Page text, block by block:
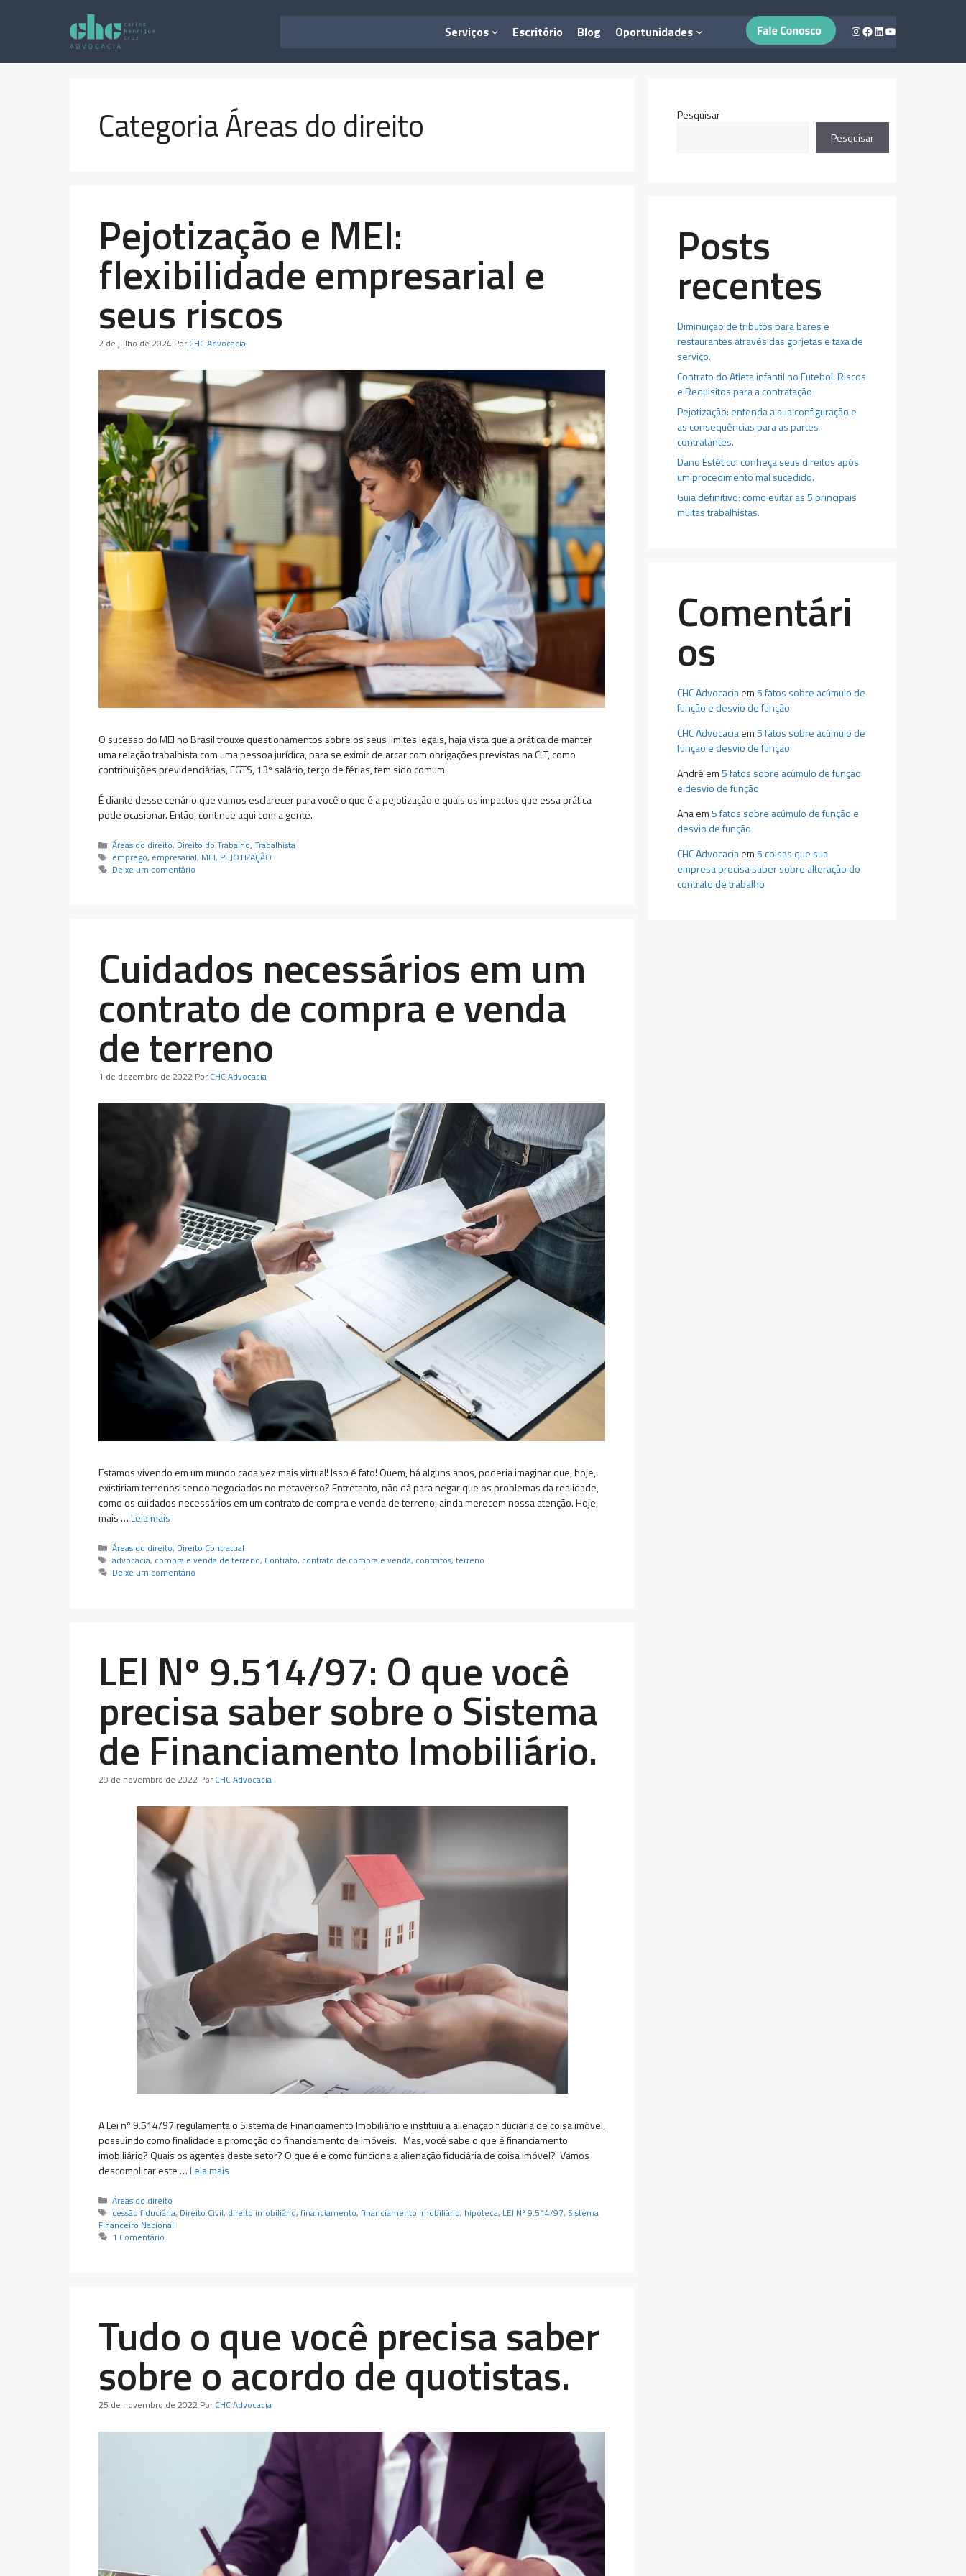
Serviços Escritório Blog Oportunidades Instagram
Facebook
LinkedIn
Youtube
Categoria Áreas do direito
Pejotização e MEI:
flexibilidade empresarial e
seus riscos
2 de julho de 2024 Por CHC Advocacia
O sucesso do MEI no Brasil trouxe questionamentos sobre os seus limites legais, haja vista que a prática de manter
uma relação trabalhista com uma pessoa jurídica, para se eximir de arcar com obrigações previstas na CLT, como
contribuições previdenciárias, FGTS, 13º salário, terço de férias, tem sido comum.
É diante desse cenário que vamos esclarecer para você o que é a pejotização e quais os impactos que essa prática
pode ocasionar. Então, continue aqui com a gente.
Categorias
Áreas do direito, Direito do Trabalho,Trabalhista
Tags
emprego, empresarial, MEI, PEJOTIZAÇÃO
Deixe um comentário
Cuidados necessários em um
contrato de compra e venda
de terreno
1 de dezembro de 2022 Por CHC Advocacia
Estamos vivendo em um mundo cada vez mais virtual! Isso é fato! Quem, há alguns anos, poderia imaginar que, hoje,
existiriam terrenos sendo negociados no metaverso? Entretanto, não dá para negar que os problemas da realidade,
como os cuidados necessários em um contrato de compra e venda de terreno, ainda merecem nossa atenção. Hoje,
mais …Leia mais
Categorias
Áreas do direito, Direito Contratual
Tags
advocacia, compra e venda de terreno, Contrato, contrato de compra e venda, contratos,terreno
Deixe um comentário
LEI Nº 9.514/97: O que você
precisa saber sobre o Sistema
de Financiamento Imobiliário.
29 de novembro de 2022 Por CHC Advocacia
A Lei nº 9.514/97 regulamenta o Sistema de Financiamento Imobiliário e instituiu a alienação fiduciária de coisa imóvel,
possuindo como finalidade a promoção do financiamento de imóveis. Mas, você sabe o que é financiamento
imobiliário? Quais os agentes deste setor? O que é e como funciona a alienação fiduciária de coisa imóvel? Vamos
descomplicar este …Leia mais
Categorias
Áreas do direito
Tags
cessão fiduciária, Direito Civil, direito imobiliário,financiamento,financiamento imobiliário, hipoteca, LEI Nº 9.514/97, Sistema
Financeiro Nacional
1 Comentário
Tudo o que você precisa saber
sobre o acordo de quotistas.
25 de novembro de 2022 Por CHC Advocacia
Pesquisar
Pesquisar
Posts
recentes
Diminuição de tributos para bares e
restaurantes através das gorjetas e taxa de
serviço.
Contrato do Atleta infantil no Futebol: Riscos
e Requisitos para a contratação
Pejotização: entenda a sua configuração e
as consequências para as partes
contratantes.
Dano Estético: conheça seus direitos após
um procedimento mal sucedido.
Guia definitivo: como evitar as 5 principais
multas trabalhistas.
Comentári
os
CHC Advocaciaem5 fatos sobre acúmulo de
função e desvio de função
CHC Advocaciaem5 fatos sobre acúmulo de
função e desvio de função
André em5 fatos sobre acúmulo de função
e desvio de função
Anaem5 fatos sobre acúmulo de função e
desvio de função
CHC Advocaciaem5 coisas que sua
empresa precisa saber sobre alteração do
contrato de trabalho